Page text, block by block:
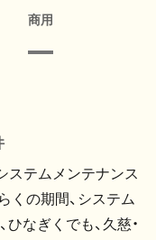
商用
ステムメンテナンス
くの期間、システム
なぎくでも、久慈・